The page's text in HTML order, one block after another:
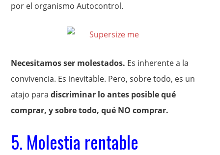
por el organismo Autocontrol.
Necesitamos ser molestados. Es inherente a la
convivencia. Es inevitable. Pero, sobre todo, es un
atajo paradiscriminar lo antes posible qué
comprar, y sobre todo, qué NO comprar.
5. Molestia rentable